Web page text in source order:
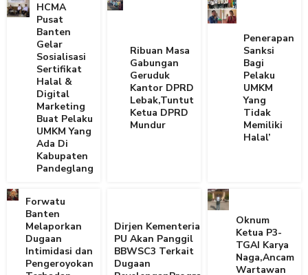
HCMA
Pusat
Banten
Gelar
Sosialisasi
Sertifikat
Halal &
Digital
Marketing
Buat Pelaku
UMKM Yang
Ada Di
Kabupaten
Pandeglang
Ribuan Masa
Gabungan
Geruduk
Kantor DPRD
Lebak,Tuntut
Ketua DPRD
Mundur
Penerapan
Sanksi
Bagi
Pelaku
UMKM
Yang
Tidak
Memiliki
Halal’
Forwatu
Banten
Melaporkan
Dugaan
Intimidasi dan
Pengeroyokan
Dirjen Kementerian
PU Akan Panggil
BBWSC3 Terkait
Dugaan
Oknum
Ketua P3-
TGAI Karya
Naga,Ancam
Wartawan